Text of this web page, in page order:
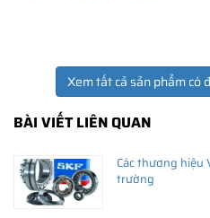
Xem tất cả sản phẩm có
BÀI VIẾT LIÊN QUAN
Các thương
trường